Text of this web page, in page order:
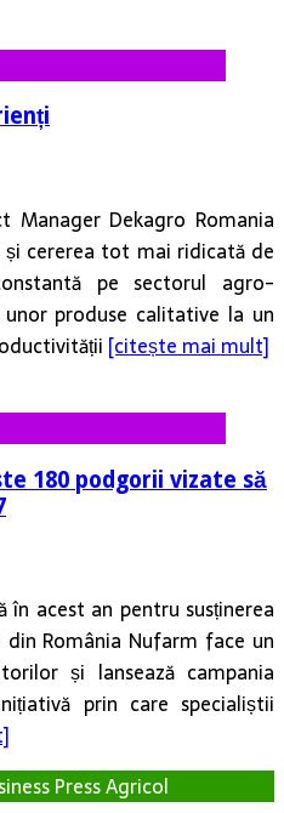
Manager Dekagro Romania
și cererea tot mai ridicată de
pe sectorul agro-
produse calitative la un
[citește mai mult]
180 podgorii vizate să
în acest an pentru susținerea
România Nufarm face un
și lansează campania
prin care specialiștii
Press Agricol